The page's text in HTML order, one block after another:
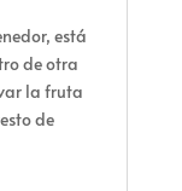
está
de otra
la fruta
de